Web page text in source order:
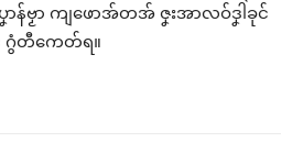
န်ဗၟာ ကျဖောအ်တအ် ဇၞးအာလဝ်ဒၞါဲခုင်
တီကေတ်ရ။